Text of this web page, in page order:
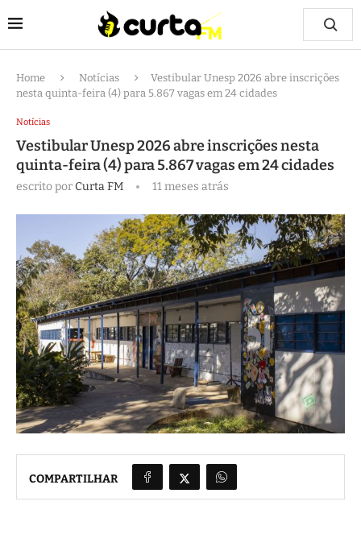
Home Notícias
Vestibular Unesp 2026 abre inscrições
nesta quinta-feira (4) para 5.867 vagas em 24 cidades
Notícias
Vestibular Unesp 2026 abre inscrições nesta
quinta-feira (4) para 5.867 vagas em 24 cidades
escrito porCurta FM 11 meses atrás
COMPARTILHAR